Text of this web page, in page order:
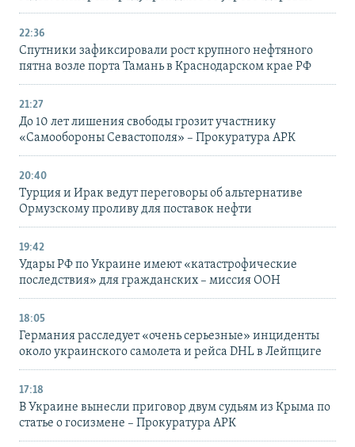
22:36
Спутники зафиксировали рост крупного нефтяного
пятна возле порта Тамань в Краснодарском крае РФ
21:27
До 10 лет лишения свободы грозит участнику
«Самообороны Севастополя» – Прокуратура АРК
20:40
Турция и Ирак ведут переговоры об альтернативе
Ормузскому проливу для поставок нефти
19:42
Удары РФ по Украине имеют «катастрофические
последствия» для гражданских – миссия ООН
18:05
Германия расследует «очень серьезные» инциденты
около украинского самолета и рейса DHL в Лейпциге
17:18
В Украине вынесли приговор двум судьям из Крыма по
статье о госизмене – Прокуратура АРК